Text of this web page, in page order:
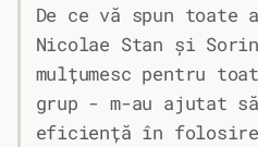
De ce vă spun toate
Nicolae Stan și
mulțumesc pentru
grup - m-au ajutat
eficiență în